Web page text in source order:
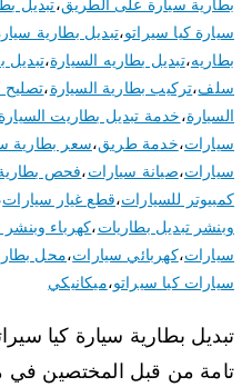
بطارية سيارة على الطريق،تبديل
سيارة كيا سيراتو،تبديل بطارية
بطاريه،تبديل بطاريه السيارة،تبديل
سلف،تركيب بطارية السيارة،
السيارة،خدمة تبديل بطاريت السيارة
سيارات،خدمة طريق،سعر بطارية
سيارات،صيانة سيارات،فحص بطارية
كمبيوتر للسيارات،قطع غيار سيارات
وبنشر تبديل بطاريات،كهرباء وبنشر
سيارات،كهربائي سيارات،محل
سيارات كيا سيراتو،ميكانيكي
تبديل بطارية سيارة كيا
تامة من قبل المختصين في